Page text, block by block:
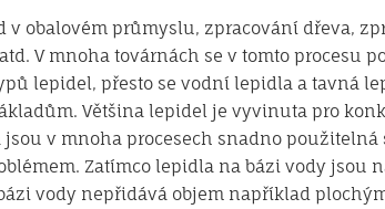
obalovém průmyslu, zpracování dřeva,
V mnoha továrnách se v tomto procesu
lepidel, přesto se vodní lepidla a tavná
Většina lepidel je vyvinuta pro
v mnoha procesech snadno
Zatímco lepidla na bázi vody jsou
vody nepřidává objem například